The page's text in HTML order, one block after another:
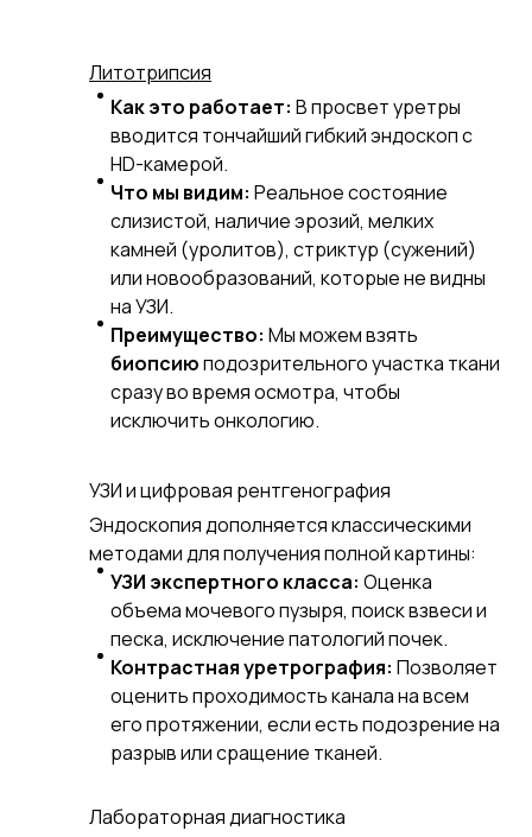
Литотрипсия
Как это работает: В просвет уретры
вводится тончайший гибкий эндоскоп с
HD-камерой.
Что мы видим: Реальное состояние
слизистой, наличие эрозий, мелких
камней (уролитов), стриктур (сужений)
или новообразований, которые не видны
на УЗИ.
Преимущество: Мы можем взять
биопсиюподозрительного участка ткани
сразу во время осмотра, чтобы
исключить онкологию.
УЗИ и цифровая рентгенография
Эндоскопия дополняется классическими
методами для получения полной картины:
УЗИ экспертного класса: Оценка
объема мочевого пузыря, поиск взвеси и
песка, исключение патологий почек.
Контрастная уретрография: Позволяет
оценить проходимость канала на всем
его протяжении, если есть подозрение на
разрыв или сращение тканей.
Лабораторная диагностика